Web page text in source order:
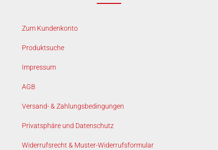
Zum Kundenkonto
Produktsuche
Impressum
AGB
Versand- & Zahlungsbedingungen
Privatsphäre und Datenschutz
Widerrufsrecht & Muster-Widerrufsformular